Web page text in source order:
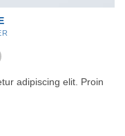
adipiscing elit. Proin